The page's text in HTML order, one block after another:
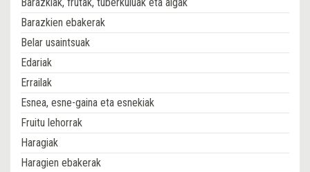
Barazkien ebakerak
Belar usaintsuak
Edariak
Errailak
Esnea, esne-gaina eta esnekiak
Fruitu lehorrak
Haragiak
Haragien ebakerak